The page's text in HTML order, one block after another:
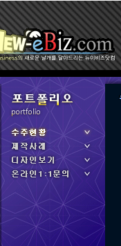
ㆍ 수주현황
ㆍ 제작사례